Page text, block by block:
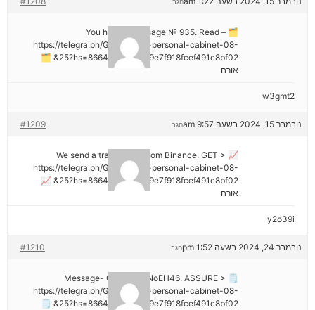
🗂 You have 1 message № 935. Read –
https://telegra.ph/Go-to-your-personal-cabinet-08-
25?hs=8664c520642b9e7f918fcef491c8bf02& 🗂
אורח
w3gmt2
נובמבר 15, 2024 בשעה 9:57 am #1209 הגב
📈 We send a transaction from Binance. GЕТ >
https://telegra.ph/Go-to-your-personal-cabinet-08-
25?hs=8664c520642b9e7f918fcef491c8bf02& 📈
אורח
y2o39i
נובמבר 24, 2024 בשעה 1:52 pm #1210 הגב
🗒 Message- Operation NoEH46. ASSURE >
https://telegra.ph/Go-to-your-personal-cabinet-08-
25?hs=8664c520642b9e7f918fcef491c8bf02& 🗒